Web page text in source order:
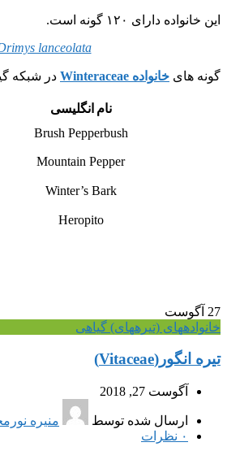
این خانواده دارای ۱۲۰ گونه است.
lanceolata
گونه های خانواده Winteraceae در شبکه
نام انگلیسی
Brush Pepperbush
Mountain Pepper
Winter’s Bark
Heropito
27 آگوست
خانواده‎های (تیره‎های) گیاهی
تیره انگور(Vitaceae)
آگوست 27, 2018
ارسال شده توسط
منیره
۰ نظرات